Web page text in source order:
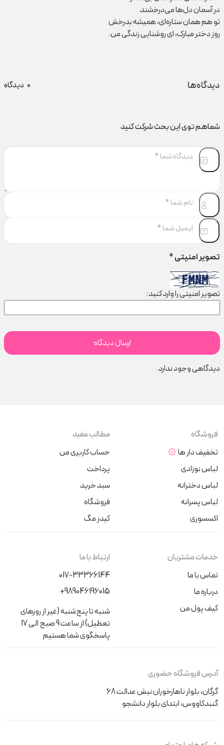
در آسمان دل‌ها می‌درخشند
تو هم همان ستاره‌ای، همیشه بدرخش
روز دختر مبارک، ای روشنایی زندگی من.
دیدگاه‌ها 0 دیدگاه
شماهم توی این بحث شرکت کنید
تصویر امنیتی*
تصویر امنیتی را وارد کنید:
دیدگاهی وجود ندارد.
فروشگاه
تخفیف دار ها
لباس نوزادی
لباس دخترانه
لباس پسرانه
اکسسوری
مطالب مفید
حساب کاربری من
پرداخت
سبد خرید
فروشگاه
کیدز مگ
خدمات مشتریان
تماس با ما
درباره ما
کیف پول من
ارتباط با ما
017-33366144
+989046196015
شنبه تا پنج‌شنبه (غیر از روزهای
تعطیل) از ساعت 9 صبح الی 17
پاسخگوی شما هستیم
آدرس فروشگاه حضوری
گرگان، بلوار ناهارخوران نبش عدالت 68
گنبدکاووس، ابتدای بلوار دانشجو